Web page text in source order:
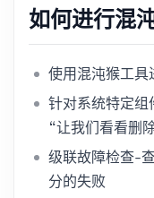
如何进行混
使用混沌猴工
针对系统特定
“让我们看看删
级联故障检查-
分的失败